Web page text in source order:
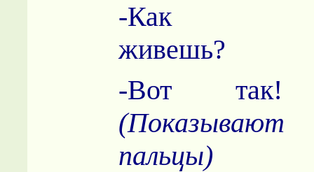
-Как
живешь?
-Вот так!
пальцы)